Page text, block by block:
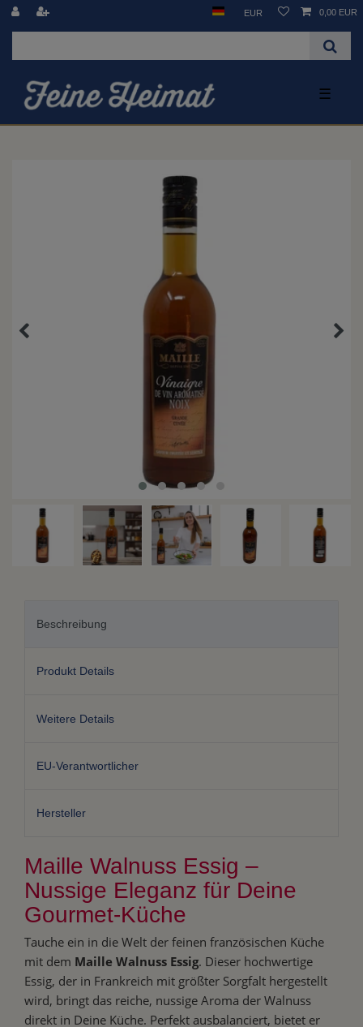
EUR 0,00 EUR
☰
Beschreibung
Produkt Details
Weitere Details
EU-Verantwortlicher
Hersteller
Maille Walnuss Essig –
Nussige Eleganz für Deine
Gourmet-Küche
Tauche ein in die Welt der feinen französischen Küche
mit dem Maille Walnuss Essig. Dieser hochwertige
Essig, der in Frankreich mit größter Sorgfalt hergestellt
wird, bringt das reiche, nussige Aroma der Walnuss
direkt in Deine Küche. Perfekt ausbalanciert, bietet er